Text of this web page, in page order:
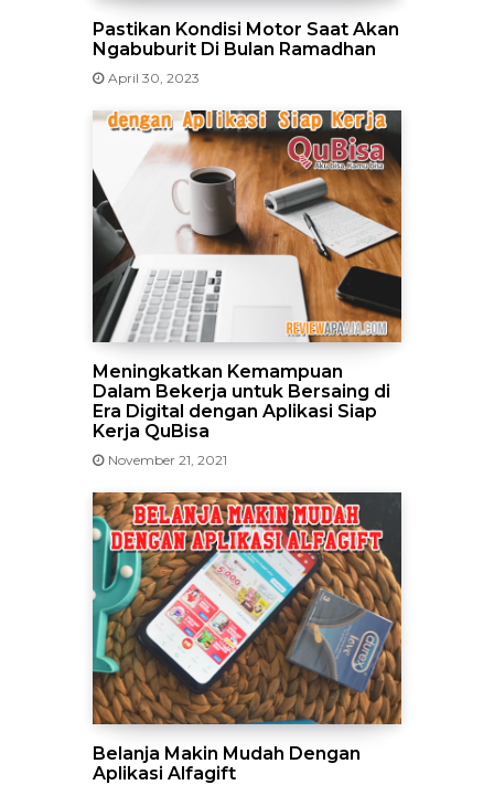
Pastikan Kondisi Motor Saat Akan
Ngabuburit Di Bulan Ramadhan
April 30, 2023
Meningkatkan Kemampuan
Dalam Bekerja untuk Bersaing di
Era Digital dengan Aplikasi Siap
Kerja QuBisa
November 21, 2021
Belanja Makin Mudah Dengan
Aplikasi Alfagift